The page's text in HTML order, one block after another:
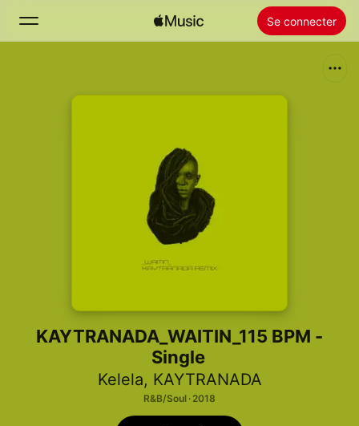
Se connecter
Installer Apple Music
KAYTRANADA_WAITIN_115 BPM -
Single
Kelela, KAYTRANADA
R&B/Soul · 2018